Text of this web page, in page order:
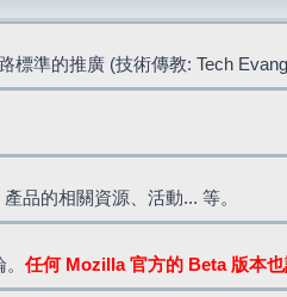
標準的推廣 (技術傳教: Tech
品的相關資源、活動... 等。
任何 Mozilla 官方的 Beta 版本也